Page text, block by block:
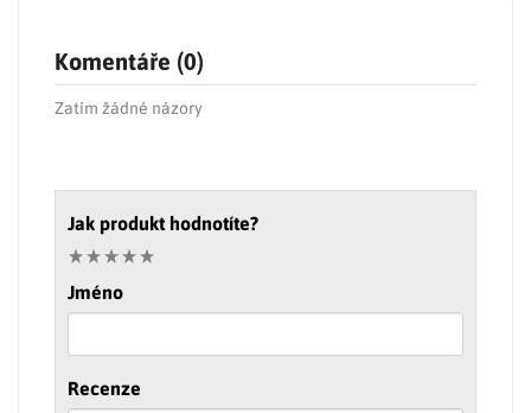
Komentáře (0)
Zatím žádné názory
Jak produkt hodnotíte?
Jméno
Recenze